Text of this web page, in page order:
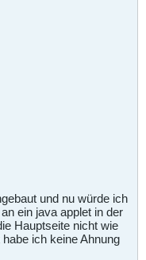
und nu würde ich
ein java applet in der
Hauptseite nicht wie
ich keine Ahnung